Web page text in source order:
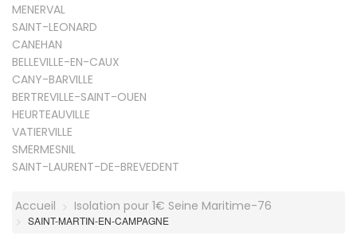
MENERVAL
SAINT-LEONARD
CANEHAN
BELLEVILLE-EN-CAUX
CANY-BARVILLE
BERTREVILLE-SAINT-OUEN
HEURTEAUVILLE
VATIERVILLE
SMERMESNIL
SAINT-LAURENT-DE-BREVEDENT
Accueil Isolation pour 1€ Seine Maritime-76
SAINT-MARTIN-EN-CAMPAGNE